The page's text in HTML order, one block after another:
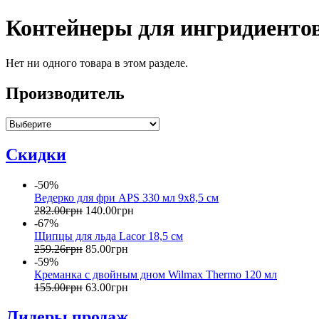
Контейнеры для
Нет ни одного товара в этом разделе.
Производитель
Скидки
-50%
Ведерко для фри APS 330 мл 9х8,5 см
282.00грн 140.00грн
-67%
Щипцы для льда Lacor 18,5 см
259.26грн 85.00грн
-59%
Креманка с двойным дном Wilmax Thermo 120 мл
155.00грн 63.00грн